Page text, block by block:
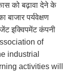
को बढ़ावा देने के
बाजार पर्यवेक्षण
इक्विपमेंट कंपनी
of
industrial
activities will